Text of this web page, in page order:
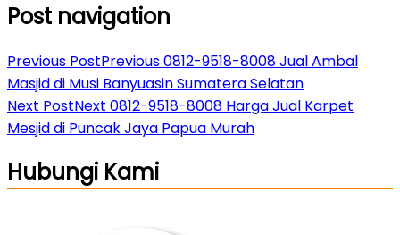
Post navigation
Previous PostPrevious0812-9518-8008 Jual Ambal
Masjid di Musi Banyuasin Sumatera Selatan
Next PostNext 0812-9518-8008 Harga Jual Karpet
Mesjid di Puncak Jaya Papua Murah
Hubungi Kami